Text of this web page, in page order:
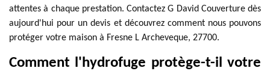
attentes à chaque prestation. Contactez G David Couverture dès
aujourd'hui pour un devis et découvrez comment nous pouvons
protéger votre maison à Fresne L Archeveque, 27700.
Comment l'hydrofuge protège-t-il votre